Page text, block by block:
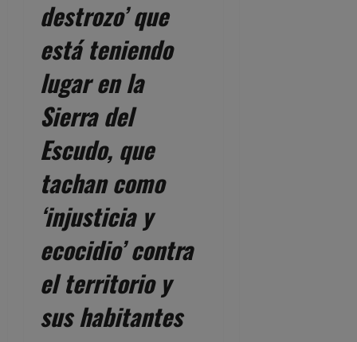
destrozo’ que
está teniendo
lugar en la
Sierra del
Escudo, que
tachan como
‘injusticia y
ecocidio’ contra
el territorio y
sus habitantes